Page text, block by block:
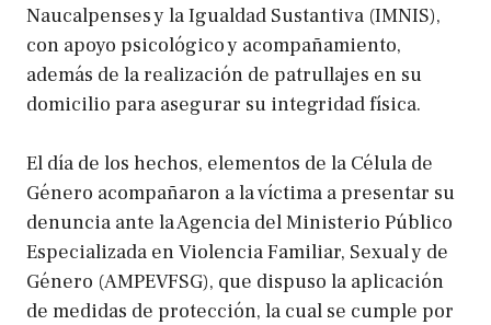
Naucalpenses y la Igualdad Sustantiva (IMNIS),
con apoyo psicológico y acompañamiento,
además de la realización de patrullajes en su
domicilio para asegurar su integridad física.
El día de los hechos, elementos de la Célula de
Género acompañaron a la víctima a presentar su
denuncia ante la Agencia del Ministerio Público
Especializada en Violencia Familiar, Sexual y de
Género (AMPEVFSG), que dispuso la aplicación
de medidas de protección, la cual se cumple por